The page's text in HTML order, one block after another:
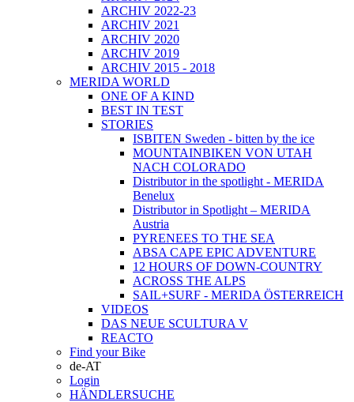
ARCHIV 2022-23
ARCHIV 2021
ARCHIV 2020
ARCHIV 2019
ARCHIV 2015 - 2018
MERIDA WORLD
ONE OF A KIND
BEST IN TEST
STORIES
ISBITEN Sweden - bitten by the ice
MOUNTAINBIKEN VON UTAH
NACH COLORADO
Distributor in the spotlight - MERIDA
Benelux
Distributor in Spotlight – MERIDA
Austria
PYRENEES TO THE SEA
ABSA CAPE EPIC ADVENTURE
12 HOURS OF DOWN-COUNTRY
ACROSS THE ALPS
SAIL+SURF - MERIDA ÖSTERREICH
VIDEOS
DAS NEUE SCULTURA V
REACTO
Find your Bike
de-AT
Login
HÄNDLERSUCHE